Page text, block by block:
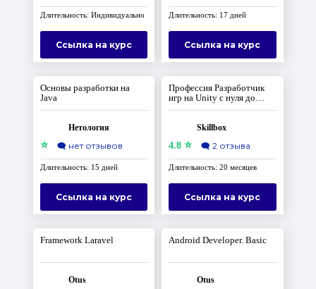
Длительность: Индивидуально
Ссылка на курс
Длительность: 17 дней
Ссылка на курс
Основы разработки на
Java
Нетология
⭐ 🗨️ нет отзывов
Длительность: 15 дней
Ссылка на курс
Профессия Разработчик
игр на Unity с нуля до
Middle
Skillbox
4.8 ⭐ 🗨️ 2 отзыва
Длительность: 20 месяцев
Ссылка на курс
Framework Laravel
Otus
Android Developer. Basic
Otus